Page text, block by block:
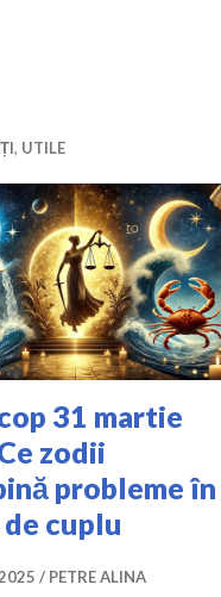
, UTILE
31 martie
zodii
probleme în
cuplu
PETRE ALINA